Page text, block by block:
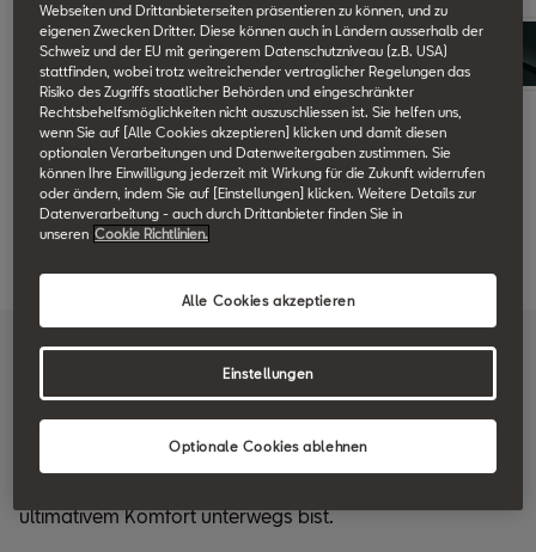
Desire Red
Special Metallic
Jetzt konfigurieren
Eigenschaften des SEAT
Leon Plug-in HYBRID
ultimativem Komfort unterwegs bist.
Webseiten und Drittanbieterseiten präsentieren zu können, und zu
eigenen Zwecken Dritter. Diese können auch in Ländern ausserhalb der
Schweiz und der EU mit geringerem Datenschutzniveau (z.B. USA)
stattfinden, wobei trotz weitreichender vertraglicher Regelungen das
Risiko des Zugriffs staatlicher Behörden und eingeschränkter
Rechtsbehelfsmöglichkeiten nicht auszuschliessen ist. Sie helfen uns,
wenn Sie auf [Alle Cookies akzeptieren] klicken und damit diesen
optionalen Verarbeitungen und Datenweitergaben zustimmen. Sie
können Ihre Einwilligung jederzeit mit Wirkung für die Zukunft widerrufen
oder ändern, indem Sie auf [Einstellungen] klicken. Weitere Details zur
Datenverarbeitung - auch durch Drittanbieter finden Sie in
unseren Cookie Richtlinien.
Optionale Cookies ablehnen
Alle Cookies akzeptieren
Einstellungen